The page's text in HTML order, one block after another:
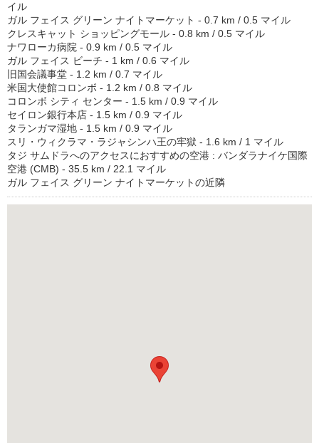
イル
ガル フェイス グリーン ナイトマーケット - 0.7 km / 0.5 マイル
クレスキャット ショッピングモール - 0.8 km / 0.5 マイル
ナワローカ病院 - 0.9 km / 0.5 マイル
ガル フェイス ビーチ - 1 km / 0.6 マイル
旧国会議事堂 - 1.2 km / 0.7 マイル
米国大使館コロンボ - 1.2 km / 0.8 マイル
コロンボ シティ センター - 1.5 km / 0.9 マイル
セイロン銀行本店 - 1.5 km / 0.9 マイル
タランガマ湿地 - 1.5 km / 0.9 マイル
スリ・ウィクラマ・ラジャシンハ王の牢獄 - 1.6 km / 1 マイル
タジ サムドラへのアクセスにおすすめの空港 : バンダラナイケ国際
空港 (CMB) - 35.5 km / 22.1 マイル
ガル フェイス グリーン ナイトマーケットの近隣